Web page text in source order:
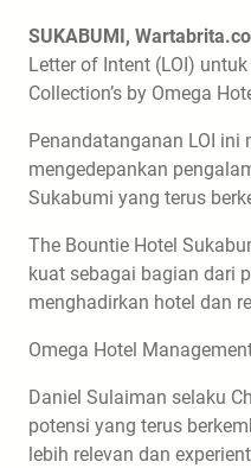
SUKABUMI,
Letter of Intent (LOI)
Collection’s by Omega
Penandatanganan LOI
mengedepankan
Sukabumi yang terus
The Bountie Hotel
kuat sebagai bagian dari
menghadirkan hotel dan
Omega Hotel
Daniel Sulaiman selaku
potensi yang terus
lebih relevan dan